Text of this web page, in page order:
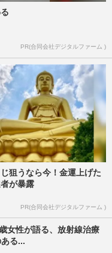
ース”前田敦子「アイ
2025/5/20
PR(合同会社デジタルファーム )
狙うなら今！金運上げた
が暴露
PR(合同会社デジタルファーム )
女性が語る、放射線治療
る...